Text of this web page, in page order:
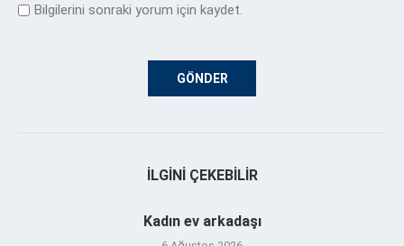
Bilgilerini sonraki yorum için kaydet.
İLGINI ÇEKEBILIR
Kadın ev arkadaşı